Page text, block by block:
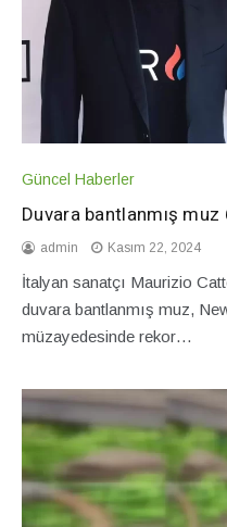
Güncel Haberler
Duvara bantlanmış
admin Kasım 22, 2024
İtalyan sanatçı Maurizio
duvara bantlanmış muz,
müzayedesinde rekor…